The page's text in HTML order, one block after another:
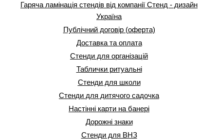
Гаряча ламінація стендів від компанії Стенд - дизайн
Україна
Публічний договір (оферта)
Доставка та оплата
Стенди для організацій
Таблички ритуальні
Стенди для школи
Стенди для дитячого садочка
Настінні карти на банері
Дорожні знаки
Стенди для ВНЗ